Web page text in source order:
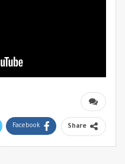
Share
Facebook